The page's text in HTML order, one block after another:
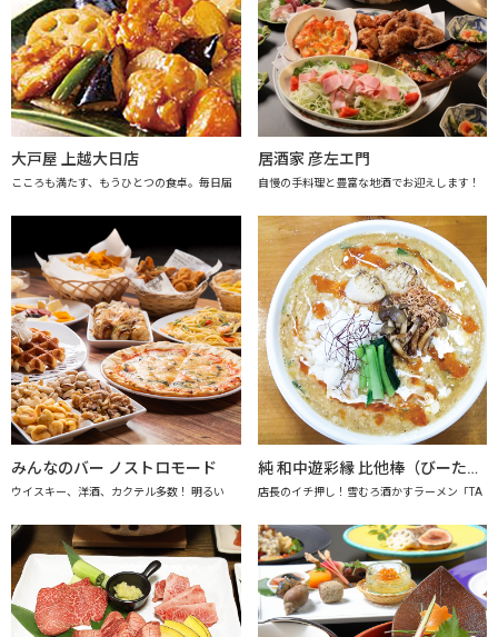
大戸屋 上越大日店
こころも満たす、もうひとつの食卓。毎日届
居酒家 彦左エ門
自慢の手料理と豊富な地酒でお迎えします！
みんなのバー ノストロモード
ウイスキー、洋酒、カクテル多数！ 明るい
純 和中遊彩縁 比他棒（びーたーばん）
店長のイチ押し！雪むろ酒かすラーメン「TA